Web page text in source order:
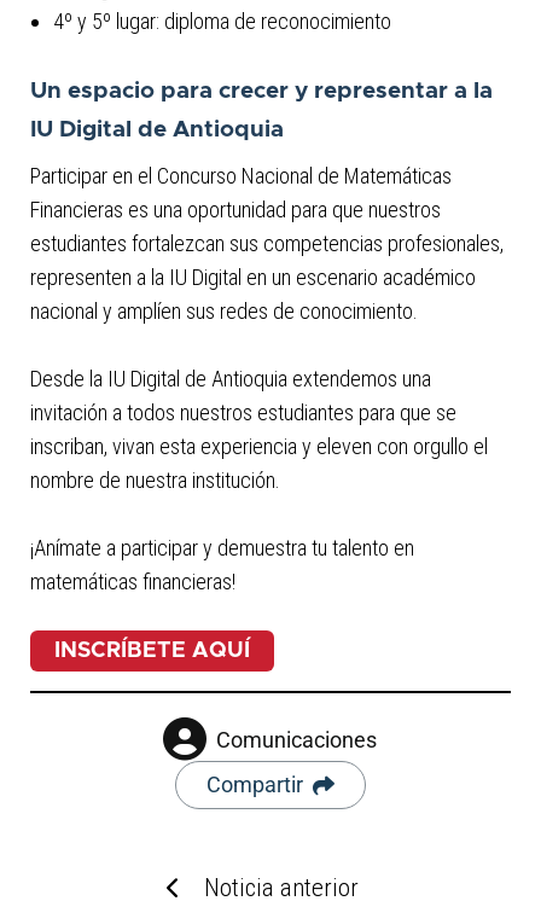
4º y 5º lugar: diploma de reconocimiento
Un espacio para crecer y representar a la
IU Digital de Antioquia
Participar en el Concurso Nacional de Matemáticas
Financieras es una oportunidad para que nuestros
estudiantes fortalezcan sus competencias profesionales,
representen a la IU Digital en un escenario académico
nacional y amplíen sus redes de conocimiento.
Desde la IU Digital de Antioquia extendemos una
invitación a todos nuestros estudiantes para que se
inscriban, vivan esta experiencia y eleven con orgullo el
nombre de nuestra institución.
¡Anímate a participar y demuestra tu talento en
matemáticas financieras!
INSCRÍBETE AQUÍ
Comunicaciones
Compartir
Noticia anterior